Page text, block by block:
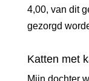
4,00, van dit
gezorgd
Katten met
Mijn dochter